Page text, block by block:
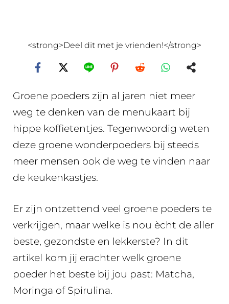
<strong>Deel dit met je vrienden!</strong>
Groene poeders zijn al jaren niet meer
weg te denken van de menukaart bij
hippe koffietentjes. Tegenwoordig weten
deze groene wonderpoeders bij steeds
meer mensen ook de weg te vinden naar
de keukenkastjes.
Er zijn ontzettend veel groene poeders te
verkrijgen, maar welke is nou ècht de aller
beste, gezondste en lekkerste? In dit
artikel kom jij erachter welk groene
poeder het beste bij jou past: Matcha,
Moringa of Spirulina.